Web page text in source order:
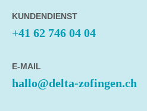
KUNDENDIENST
+41 62 746 04 04
E-MAIL
hallo@delta-zofingen.ch